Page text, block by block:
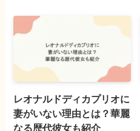
レオナルドディカプリオに
妻がいない理由とは？華麗
なる歴代彼女も紹介